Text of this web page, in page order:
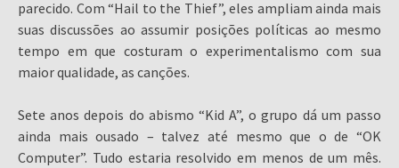
parecido. Com “Hail to the Thief”, eles ampliam ainda mais
suas discussões ao assumir posições políticas ao mesmo
tempo em que costuram o experimentalismo com sua
maior qualidade, as canções.
Sete anos depois do abismo “Kid A”, o grupo dá um passo
ainda mais ousado – talvez até mesmo que o de “OK
Computer”. Tudo estaria resolvido em menos de um mês.